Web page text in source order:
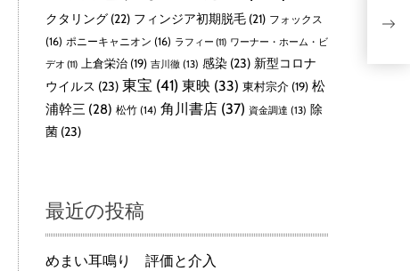
クタリング (22) フィンジア初期脱毛 (21) フォックス
(16) ポニーキャニオン (16) ラフィー (11) ワーナー・ホーム・ビ
デオ (11) 上倉栄治 (19) 吉川徹 (13) 感染 (23) 新型コロナ
ウイルス (23) 東宝 (41) 東映 (33) 東村宗介 (19) 松
浦幹三 (28) 松竹 (14) 角川書店 (37) 資金調達 (13) 除
菌 (23)
最近の投稿
めまい耳鳴り 評価と介入
手